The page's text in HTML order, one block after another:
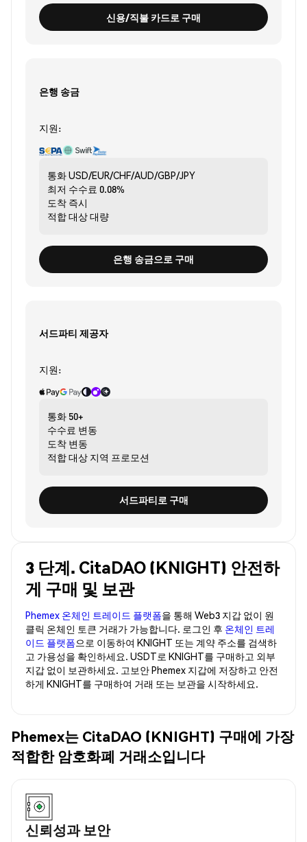
신용/직불 카드로 구매
은행 송금
지원:
통화USD/EUR/CHF/AUD/GBP/JPY
최저 수수료 0.08%
도착 즉시
적합 대상대량
은행 송금으로 구매
서드파티 제공자
지원:
통화 50+
수수료 변동
도착 변동
적합 대상 지역 프로모션
서드파티로 구매
3 단계. CitaDAO (KNIGHT) 안전하
게 구매 및 보관
Phemex 온체인 트레이드 플랫폼을 통해 Web3 지갑 없이 원
클릭 온체인 토큰 거래가 가능합니다. 로그인 후 온체인 트레
이드 플랫폼으로 이동하여 KNIGHT 또는 계약 주소를 검색하
고 가용성을 확인하세요. USDT로 KNIGHT를 구매하고 외부
지갑 없이 보관하세요. 고보안 Phemex 지갑에 저장하고 안전
하게 KNIGHT를 구매하여 거래 또는 보관을 시작하세요.
Phemex는 CitaDAO (KNIGHT) 구매에 가장
적합한 암호화폐 거래소입니다
신뢰성과 보안